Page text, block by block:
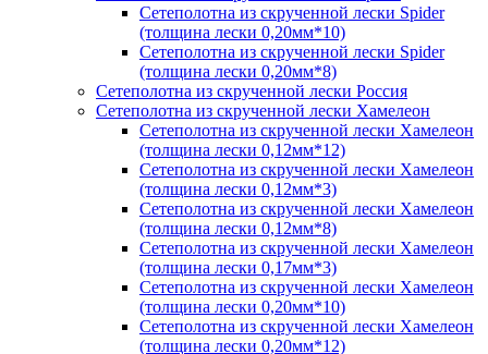
Сетеполотна из скрученной лески Spider
(толщина лески 0,20мм*10)
Сетеполотна из скрученной лески Spider
(толщина лески 0,20мм*8)
Сетеполотна из скрученной лески Россия
Сетеполотна из скрученной лески Хамелеон
Сетеполотна из скрученной лески Хамелеон
(толщина лески 0,12мм*12)
Сетеполотна из скрученной лески Хамелеон
(толщина лески 0,12мм*3)
Сетеполотна из скрученной лески Хамелеон
(толщина лески 0,12мм*8)
Сетеполотна из скрученной лески Хамелеон
(толщина лески 0,17мм*3)
Сетеполотна из скрученной лески Хамелеон
(толщина лески 0,20мм*10)
Сетеполотна из скрученной лески Хамелеон
(толщина лески 0,20мм*12)